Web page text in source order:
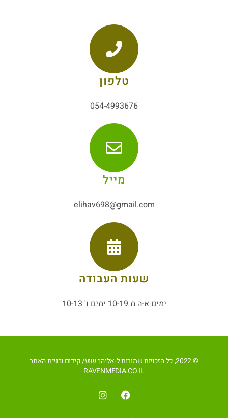
טלפון
054-4993676
מייל
elihav698@gmail.com
שעות העבודה
ימים א-ה מ 10-19 ימים ו' 10-13
© 2022, כל הזכויות שמורות ל-אליהב שוע/ קידום ובניית האתר
RAVENMEDIA.CO.IL